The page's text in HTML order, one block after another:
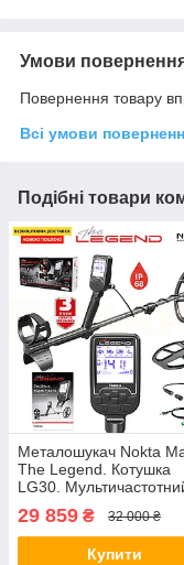
Умови
Повернення товару
Всі умови
Подібні товари
Металошукач Nokta
The Legend. Котушка
LG30.
металодетектор.
Захист IP68. Офіційна
гарантія 3 роки.
29 859 ₴ 32 000 ₴
Купити